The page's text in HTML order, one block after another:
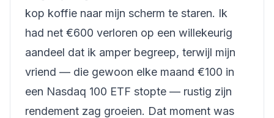
kop koffie naar mijn scherm te staren. Ik
had net €600 verloren op een willekeurig
aandeel dat ik amper begreep, terwijl mijn
vriend — die gewoon elke maand €100 in
een Nasdaq 100 ETF stopte — rustig zijn
rendement zag groeien. Dat moment was